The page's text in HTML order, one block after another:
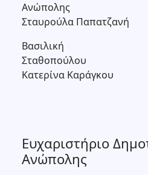
Σταυρούλα Παπατζανή
Βασιλική
Κατερίνα Καράγκου
Ευχαριστήριο
Ανώπολης